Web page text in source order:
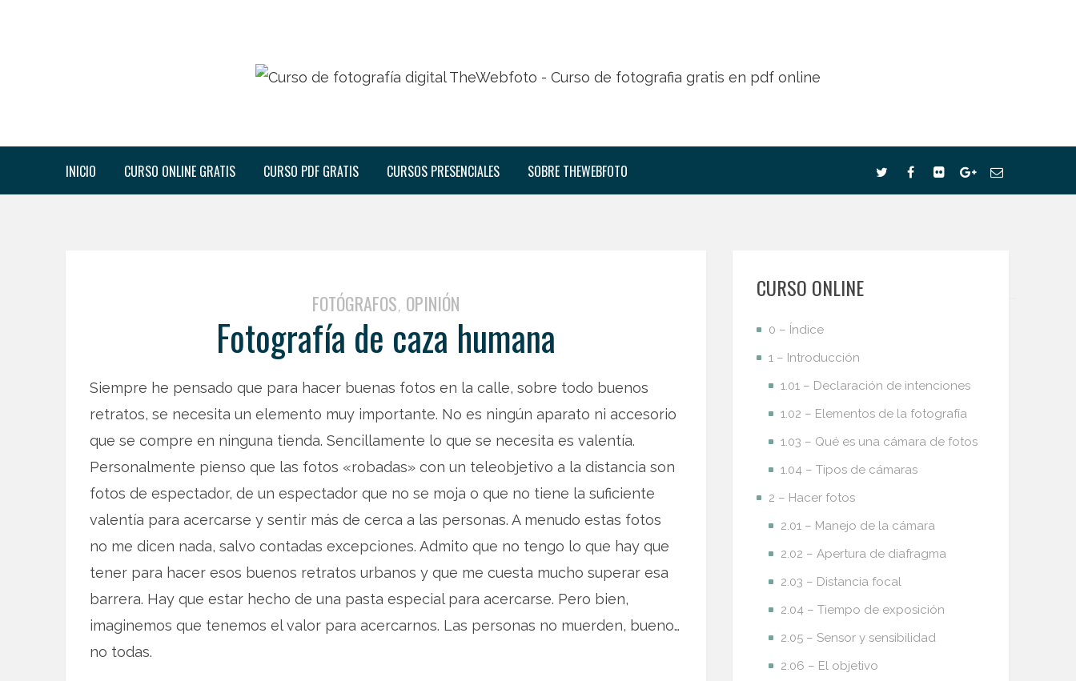
INICIO CURSO ONLINE GRATIS CURSO PDF GRATIS CURSOS PRESENCIALES SOBRE THEWEBFOTO
FOTÓGRAFOS, OPINIÓN
Fotografía de caza humana
Siempre he pensado que para hacer buenas fotos en la calle, sobre todo buenos
retratos, se necesita un elemento muy importante. No es ningún aparato ni accesorio
que se compre en ninguna tienda. Sencillamente lo que se necesita es valentía.
Personalmente pienso que las fotos «robadas» con un teleobjetivo a la distancia son
fotos de espectador, de un espectador que no se moja o que no tiene la suficiente
valentía para acercarse y sentir más de cerca a las personas. A menudo estas fotos
no me dicen nada, salvo contadas excepciones. Admito que no tengo lo que hay que
tener para hacer esos buenos retratos urbanos y que me cuesta mucho superar esa
barrera. Hay que estar hecho de una pasta especial para acercarse. Pero bien,
imaginemos que tenemos el valor para acercarnos. Las personas no muerden, bueno…
no todas.
CURSO ONLINE
0 – Índice
1 – Introducción
1.01 – Declaración de intenciones
1.02 – Elementos de la fotografía
1.03 – Qué es una cámara de fotos
1.04 – Tipos de cámaras
2 – Hacer fotos
2.01 – Manejo de la cámara
2.02 – Apertura de diafragma
2.03 – Distancia focal
2.04 – Tiempo de exposición
2.05 – Sensor y sensibilidad
2.06 – El objetivo